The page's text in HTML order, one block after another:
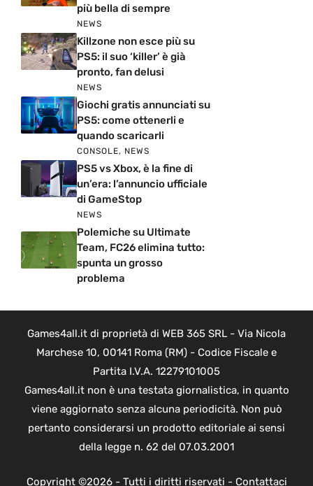
più bella di sempre
NEWS
Killzone non esce più su
PS5: il suo ‘killer’ è già
pronto, fan delusi
NEWS
Giochi gratis annunciati su
PS5: come ottenerli e
quando scaricarli
CONSOLE, NEWS
PS5 vs Xbox, è la fine di
un’era: l’annuncio ufficiale
di GameStop
NEWS
Polemiche su Ultimate
Team, FC26 elimina tutto:
spunta un grosso
problema
Games4all.it di proprietà di WEB 365 SRL - Via Nicola
Marchese 10, 00141 Roma (RM) - Codice Fiscale e
Partita I.V.A. 12279101005
Games4all.it non è una testata giornalistica, in quanto
viene aggiornato senza alcuna periodicità. Non può
pertanto considerarsi un prodotto editoriale ai sensi
della legge n. 62 del 07.03.2001
Copyright ©2026 - Tutti i diritti riservati - Contattaci